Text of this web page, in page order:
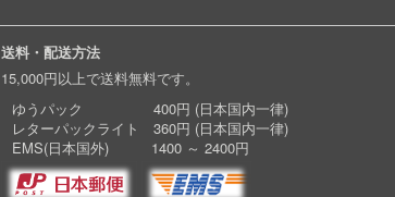
送料・配送方法
15,000円以上で送料無料です。
ゆうパック 400円 (日本国内一律)
レターパックライト 360円 (日本国内一律)
EMS(日本国外) 1400 ～ 2400円